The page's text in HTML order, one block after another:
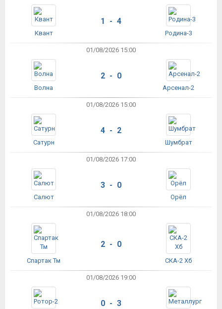
Квант
1 - 4
Родина-3
01/08/2026 15:00
Волна
2 - 0
Арсенал-2
01/08/2026 15:00
Сатурн
4 - 2
Шумбрат
01/08/2026 17:00
Салют
3 - 0
Орёл
01/08/2026 18:00
Спартак Тм
2 - 0
СКА-2 Хб
01/08/2026 19:00
0 - 3